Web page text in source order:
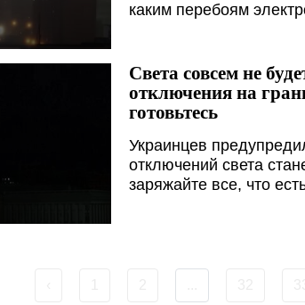
каким перебоям
Света совсем не
отключения на
готовьтесь
Украинцев
отключений света
заряжайте все, что